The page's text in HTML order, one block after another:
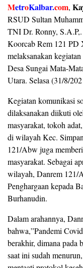
MetroKalbar.com,
RSUD Sultan
TNI Dr. Ronny,
Koorcab Rem 121 PD
melaksanakan
Desa Sungai Mata-
Utara. Selasa (31/8/
Kegiatan komunikasi
dilaksanakan diikuti
masyarakat, tokoh
di wilayah Kec.
121/Abw juga
masyarakat. Sebagai
wilayah, Danrem 121/
Penghargaan kepada
Burhanudin.
Dalam arahannya,
bahwa,”Pandemi
berakhir, dimana pada
saat ini sudah